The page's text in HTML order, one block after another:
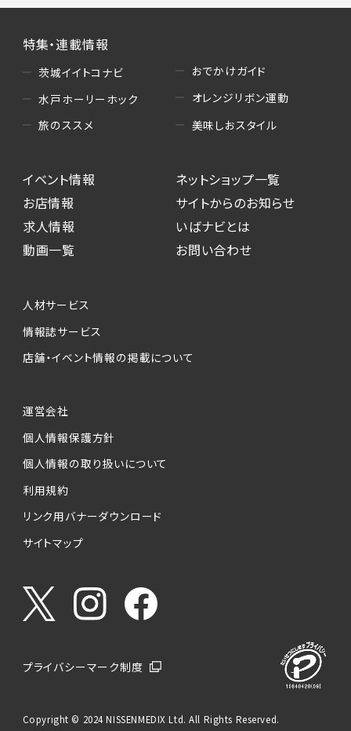
特集・連載情報
茨城イイトコナビ
水戸ホーリーホック
旅のススメ
おでかけガイド
オレンジリボン運動
美味しおスタイル
イベント情報
お店情報
求人情報
動画一覧
ネットショップ一覧
サイトからのお知らせ
いばナビとは
お問い合わせ
人材サービス
情報誌サービス
店舗・イベント情報の掲載について
運営会社
個人情報保護方針
個人情報の取り扱いについて
利用規約
リンク用バナーダウンロード
サイトマップ
プライバシーマーク制度
Copyright © 2024 NISSENMEDIX Ltd. All Rights Reserved.